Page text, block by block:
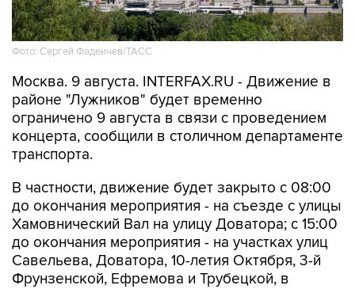
Фото: Сергей Фадеичев/ТАСС
Москва. 9 августа. INTERFAX.RU - Движение в
районе "Лужников" будет временно
ограничено 9 августа в связи с проведением
концерта, сообщили в столичном департаменте
транспорта.
В частности, движение будет закрыто с 08:00
до окончания мероприятия - на съезде с улицы
Хамовнический Вал на улицу Доватора; с 15:00
до окончания мероприятия - на участках улиц
Савельева, Доватора, 10-летия Октября, 3-й
Фрунзенской, Ефремова и Трубецкой, в